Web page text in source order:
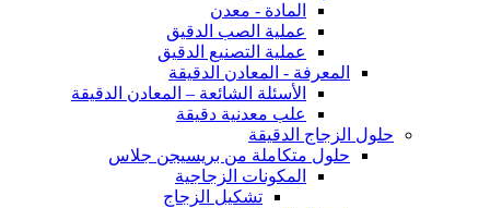
المادة - معدن
عملية الصب الدقيق
عملية التصنيع الدقيق
المعرفة - المعادن الدقيقة
الأسئلة الشائعة – المعادن الدقيقة
علب معدنية دقيقة
حلول الزجاج الدقيقة
حلول متكاملة من بريسيجن جلاس
المكونات الزجاجية
تشكيل الزجاج